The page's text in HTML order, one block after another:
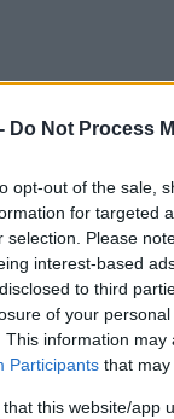
Do Not Process
opt-out of the sale,
for targeted
selection. Please
interest-based
to third
of your
This information
Participants that may
that this website/app
αναφέρει
ψηφιακή του